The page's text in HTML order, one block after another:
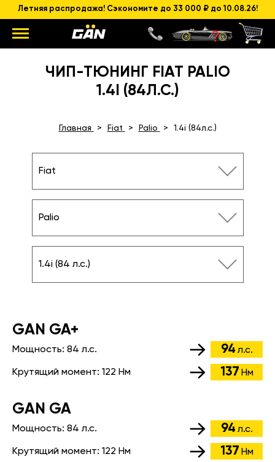
Летняя распродажа! Сэкономите до 33 000 ₽ до 10.08.26!
ЧИП-ТЮНИНГ FIAT PALIO
1.4I (84Л.С.)
Главная Fiat Palio 1.4i (84л.с.)
Fiat
Palio
1.4i (84 л.с.)
GАN GA+
Мощность: 84 л.с. 94 л.с.
Крутящий момент: 122 Нм 137 Нм
GАN GA
Мощность: 84 л.с. 94 л.с.
Крутящий момент: 122 Нм 137 Нм